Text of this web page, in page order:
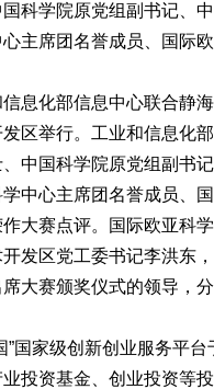
科学院原党组副书记、
主席团名誉成员、国际
息化部信息中心联合静
区举行。工业和信息化
中国科学院原党组副书
中心主席团名誉成员、
大赛点评。国际欧亚科
发区党工委书记李洪东
大赛颁奖仪式的领导，
”国家级创新创业服务平
投资基金、创业投资等